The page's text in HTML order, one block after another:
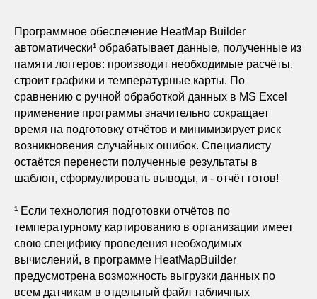
Программное обеспечение HeatMap Builder
автоматически¹ обрабатывает данные, полученные из
памяти логгеров: производит необходимые расчёты,
строит графики и температурные карты. По
сравнению с ручной обработкой данных в MS Excel
применение программы значительно сокращает
время на подготовку отчётов и минимизирует риск
возникновения случайных ошибок. Специалисту
остаётся перенести полученные результаты в
шаблон, сформулировать выводы, и - отчёт готов!
¹ Если технология подготовки отчётов по
температурному картированию в организации имеет
свою специфику проведения необходимых
вычислений, в программе HeatMapBuilder
предусмотрена возможность выгрузки данных по
всем датчикам в отдельный файл табличных